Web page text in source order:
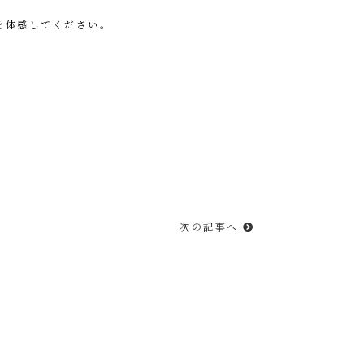
感してください。
次の記事へ